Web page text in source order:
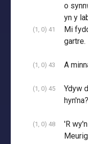
o
yn y
(1, 0) 41
Mi
gartre.
(1, 0) 43 A
(1, 0) 45
Ydyw
hyn'na?
(1, 0) 48
'R